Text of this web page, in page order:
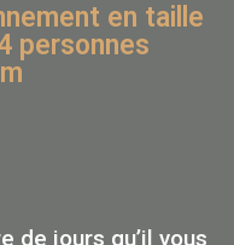
en taille
personnes
de jours qu’il vous